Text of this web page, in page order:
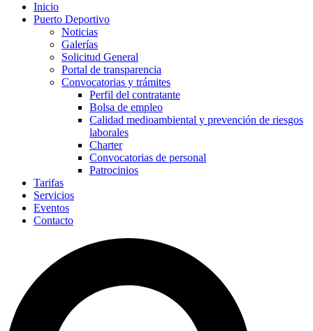
Inicio
Puerto Deportivo
Noticias
Galerías
Solicitud General
Portal de transparencia
Convocatorias y trámites
Perfil del contratante
Bolsa de empleo
Calidad medioambiental y prevención de riesgos
laborales
Charter
Convocatorias de personal
Patrocinios
Tarifas
Servicios
Eventos
Contacto